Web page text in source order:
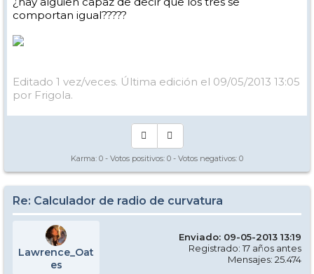
comportan igual?????
Editado 1 vez/veces. Última edición el 09/05/2013 13:05
por Frigola.
Karma: 0 - Votos positivos: 0 - Votos negativos: 0
Re: Calculador de radio de curvatura
Lawrence_Oat
es
Enviado: 09-05-2013 13:19
Registrado: 17 años antes
Mensajes: 25.474